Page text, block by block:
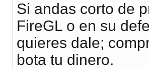
Si andas corto de
FireGL o en su
quieres dale;
bota tu dinero.